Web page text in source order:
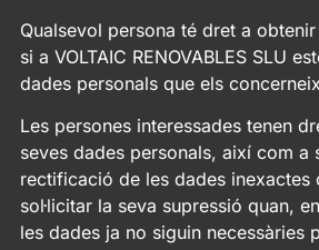
Qualsevol persona té dret a
si a VOLTAIC RENOVABLES SLU
dades personals que els
Les persones interessades tenen
seves dades personals, així com a
rectificació de les dades inexactes
sol·licitar la seva supressió quan,
les dades ja no siguin necessàries